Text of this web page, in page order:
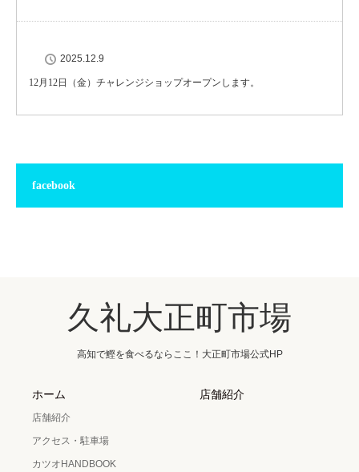
2025.12.9
12月12日（金）チャレンジショップオープンします。
facebook
久礼大正町市場
高知で鰹を食べるならここ！大正町市場公式HP
ホーム
店舗紹介
アクセス・駐車場
カツオHANDBOOK
店舗紹介